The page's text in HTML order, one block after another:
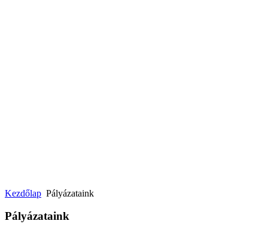
Kezdőlap Pályázataink
Pályázataink